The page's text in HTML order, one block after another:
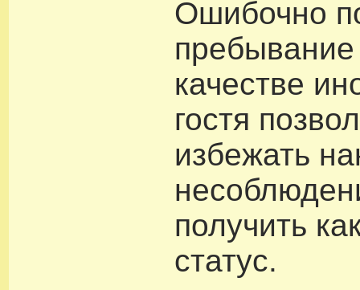
Ошибочно
качестве
гостя
избежать
получить
статус.